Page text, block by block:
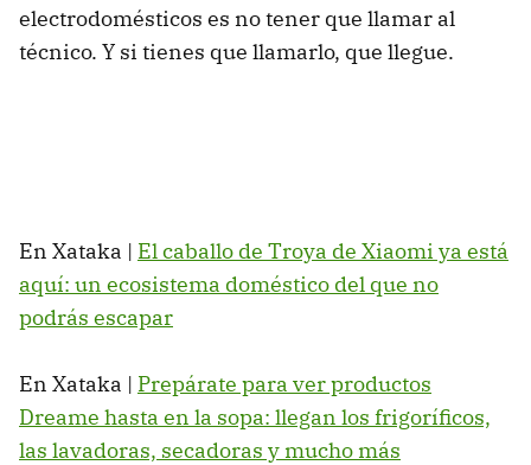
electrodomésticos es no tener que llamar al
técnico. Y si tienes que llamarlo, que llegue.
En Xataka | El caballo de Troya de Xiaomi ya está
aquí: un ecosistema doméstico del que no
podrás escapar
En Xataka | Prepárate para ver productos
Dreame hasta en la sopa: llegan los frigoríficos,
las lavadoras, secadoras y mucho más